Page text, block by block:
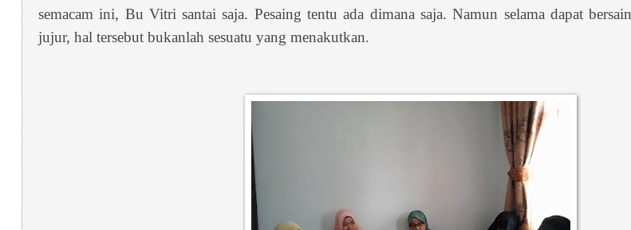
semacam ini, Bu Vitri santai saja. Pesaing tentu ada dimana saja. Namun selama dapat
jujur, hal tersebut bukanlah sesuatu yang menakutkan.